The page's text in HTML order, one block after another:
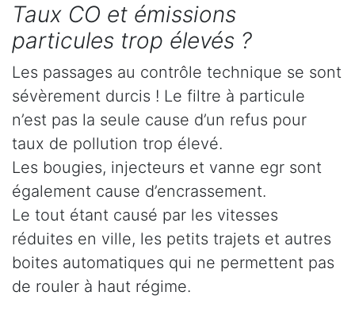
Taux CO et émissions
particules trop élevés ?
Les passages au contrôle technique se sont
sévèrement durcis ! Le filtre à particule
n’est pas la seule cause d’un refus pour
taux de pollution trop élevé.
Les bougies, injecteurs et vanne egr sont
également cause d’encrassement.
Le tout étant causé par les vitesses
réduites en ville, les petits trajets et autres
boites automatiques qui ne permettent pas
de rouler à haut régime.